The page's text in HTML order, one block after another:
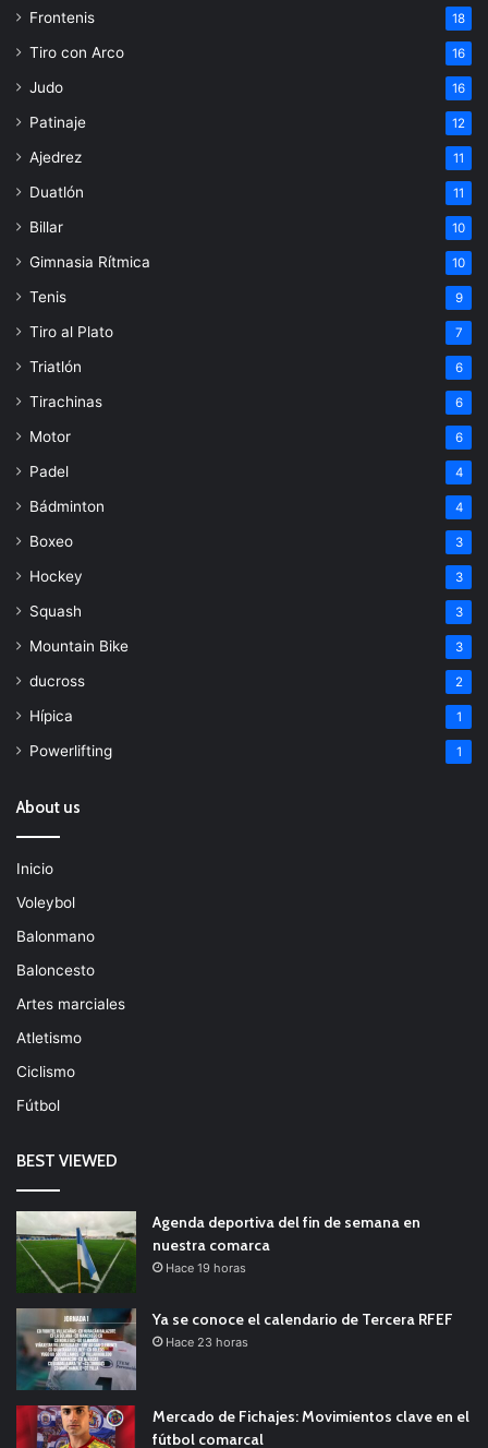
Frontenis 18
Tiro con Arco 16
Judo 16
Patinaje 12
Ajedrez 11
Duatlón 11
Billar 10
Gimnasia Rítmica 10
Tenis 9
Tiro al Plato 7
Triatlón 6
Tirachinas 6
Motor 6
Padel 4
Bádminton 4
Boxeo 3
Hockey 3
Squash 3
Mountain Bike 3
ducross 2
Hípica 1
Powerlifting 1
About us
Inicio
Voleybol
Balonmano
Baloncesto
Artes marciales
Atletismo
Ciclismo
Fútbol
BEST VIEWED
Agenda deportiva del fin de semana en
nuestra comarca
Hace 19 horas
Ya se conoce el calendario de Tercera RFEF
Hace 23 horas
Mercado de Fichajes: Movimientos clave en el
fútbol comarcal